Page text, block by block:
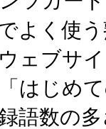
よく使
ェブサ
はじめ
語数の